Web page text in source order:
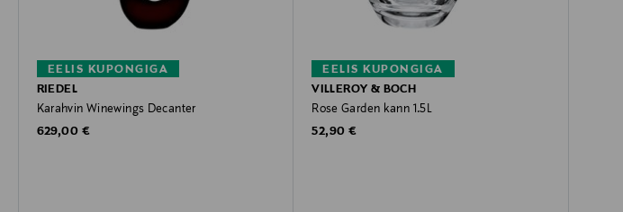
EELIS KUPONGIGA
RIEDEL
Karahvin Winewings Decanter
Original Price
629,00 €
EELIS KUPONGIGA
VILLEROY & BOCH
Rose Garden kann 1.5L
Original Price
52,90 €